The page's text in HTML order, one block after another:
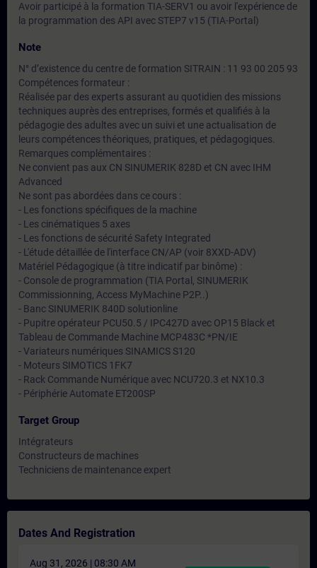
Avoir participé à la formation TIA-SERV1 ou avoir l'expérience de
la programmation des API avec STEP7 v15 (TIA-Portal)
Note
N° d’existence du centre de formation SITRAIN : 11 93 00 205 93
Compétences formateur :
Réalisée par des experts assurant au quotidien des missions
techniques auprès des entreprises, formés et qualifiés à la
pédagogie des adultes avec un suivi et une actualisation de
leurs compétences théoriques, pratiques, et pédagogiques.
Remarques complémentaires :
Ne convient pas aux CN SINUMERIK 828D et CN avec IHM
Advanced
Ne sont pas abordées dans ce cours :
- Les fonctions spécifiques de la machine
- Les cinématiques 5 axes
- Les fonctions de sécurité Safety Integrated
- L'étude détaillée de l'interface CN/AP (voir 8XXD-ADV)
Matériel Pédagogique (à titre indicatif par binôme) :
- Console de programmation (TIA Portal, SINUMERIK
Commissionning, Access MyMachine P2P..)
- Banc SINUMERIK 840D solutionline
- Pupitre opérateur PCU50.5 / IPC427D avec OP15 Black et
Tableau de Commande Machine MCP483C *PN/IE
- Variateurs numériques SINAMICS S120
- Moteurs SIMOTICS 1FK7
- Rack Commande Numérique avec NCU720.3 et NX10.3
- Périphérie Automate ET200SP
Target Group
Intégrateurs
Constructeurs de machines
Techniciens de maintenance expert
Dates And Registration
Aug 31, 2026 | 08:30 AM